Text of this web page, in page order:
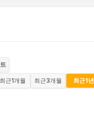
최근1개월 최근3개월 최근1년